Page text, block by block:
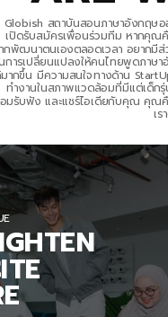
Globish สถาบันสอนภาษาอังกฤษอ
เปิดรับสมัครเพื่อนร่วมทีม หากคุณ
กพัฒนาตนเองตลอดเวลา อยากมีส่
การเปลี่ยนแปลงให้คนไทยพูดภาษา
ากขึ้น มีความสนใจทางด้าน
ทำงานในสภาพแวดล้อมที่มีแต่เด็ก
มรับฟัง และแชร์ไอเดียกับคุณ คุณ
เร